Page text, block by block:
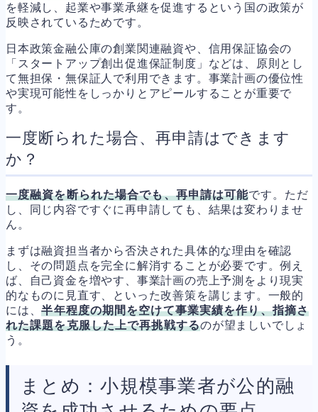
を軽減し、起業や事業承継を促進するという国の政策が
反映されているためです。
日本政策金融公庫の創業関連融資や、信用保証協会の
「スタートアップ創出促進保証制度」などは、原則とし
て無担保・無保証人で利用できます。事業計画の優位性
や実現可能性をしっかりとアピールすることが重要で
す。
一度断られた場合、再申請はできます
か？
一度融資を断られた場合でも、再申請は可能です。ただ
し、同じ内容ですぐに再申請しても、結果は変わりませ
ん。
まずは融資担当者から否決された具体的な理由を確認
し、その問題点を完全に解消することが必要です。例え
ば、自己資金を増やす、事業計画の売上予測をより現実
的なものに見直す、といった改善策を講じます。一般的
には、半年程度の期間を空けて事業実績を作り、指摘さ
れた課題を克服した上で再挑戦するのが望ましいでしょ
う。
まとめ：小規模事業者が公的融